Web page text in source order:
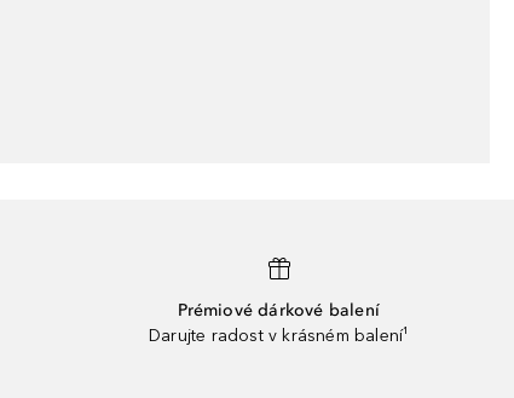
Prémiové dárkové balení
Darujte radost v krásném balení¹